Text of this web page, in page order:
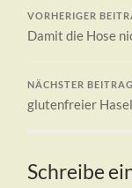
VORHERIGER
Damit die Hose
NÄCHSTER BEITRAG
glutenfreier
Schreibe